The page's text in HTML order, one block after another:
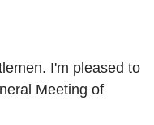
I'm pleased to
Meeting of